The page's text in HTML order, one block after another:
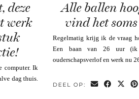
deze
werk
computer. Ik
dag thuis.
Alle ballen
vind het
Regelmatig krijg ik de vraag
Een baan van 26 uur (ik
ouderschapsverlof en werk nu
DEEL OP: